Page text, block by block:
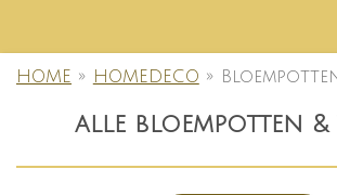
HOME » HOMEDECO »
alle bloempotten &